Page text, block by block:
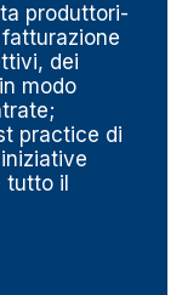
produttori-
dei
modo
practice di
il